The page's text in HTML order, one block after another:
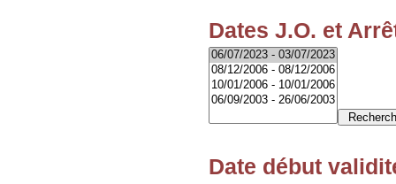
Dates J.O. et
Date début